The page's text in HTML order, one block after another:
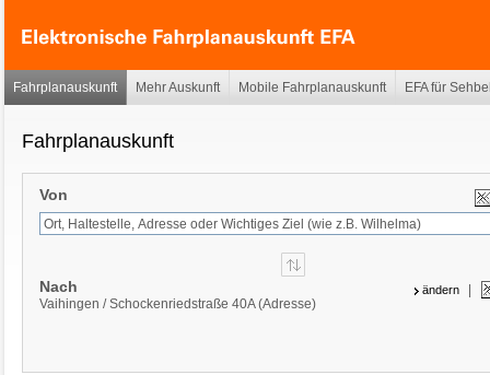
Fahrplanauskunft Mehr Auskunft Mobile Fahrplanauskunft EFA für
Fahrplanauskunft
Von
Nach ändern
|
Vaihingen / Schockenriedstraße 40A (Adresse)